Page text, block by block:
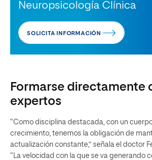
Neuropsicología Clínica
SOLICITA INFORMACIÓN
Formarse directamente
expertos
“Como disciplina destacada, con un
crecimiento, tenemos la obligación de
actualización constante,” señala el doctor
“La velocidad con la que se va generando